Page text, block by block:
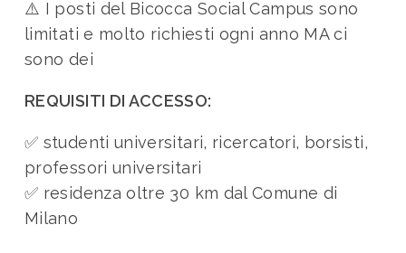
⚠️ I posti del Bicocca Social Campus sono
limitati e molto richiesti ogni anno MA ci
sono dei
REQUISITI DI ACCESSO:
✅ studenti universitari, ricercatori, borsisti,
professori universitari
✅ residenza oltre 30 km dal Comune di
Milano